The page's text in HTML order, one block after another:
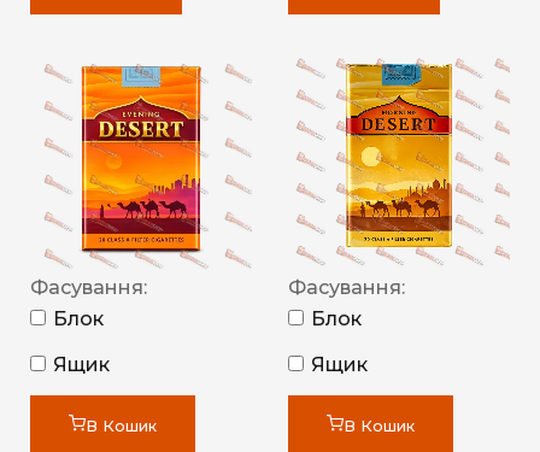
Фасування:
Блок
Ящик
В Кошик
Фасування:
Блок
Ящик
В Кошик